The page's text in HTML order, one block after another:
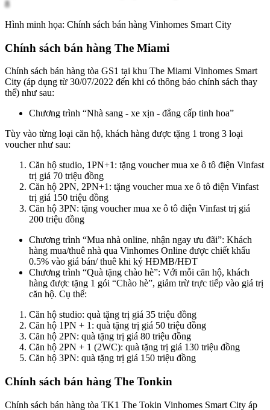
Hình minh họa: Chính sách bán hàng Vinhomes Smart City
Chính sách bán hàng The Miami
Chính sách bán hàng tòa GS1 tại khu The Miami Vinhomes Smart
City (áp dụng từ 30/07/2022 đến khi có thông báo chính sách thay
thế) như sau:
Chương trình “Nhà sang - xe xịn - đẳng cấp tinh hoa”
Tùy vào từng loại căn hộ, khách hàng được tặng 1 trong 3 loại
voucher như sau:
Căn hộ studio, 1PN+1: tặng voucher mua xe ô tô điện Vinfast
trị giá 70 triệu đồng
Căn hộ 2PN, 2PN+1: tặng voucher mua xe ô tô điện Vinfast
trị giá 150 triệu đồng
Căn hộ 3PN: tặng voucher mua xe ô tô điện Vinfast trị giá
200 triệu đồng
Chương trình “Mua nhà online, nhận ngay ưu đãi”: Khách
hàng mua/thuê nhà qua Vinhomes Online được chiết khấu
0.5% vào giá bán/ thuê khi ký HĐMB/HĐT
Chương trình “Quà tặng chào hè”: Với mỗi căn hộ, khách
hàng được tặng 1 gói “Chào hè”, giảm trừ trực tiếp vào giá trị
căn hộ. Cụ thể:
Căn hộ studio: quà tặng trị giá 35 triệu đồng
Căn hộ 1PN + 1: quà tặng trị giá 50 triệu đồng
Căn hộ 2PN: quà tặng trị giá 80 triệu đồng
Căn hộ 2PN + 1 (2WC): quà tặng trị giá 130 triệu đồng
Căn hộ 3PN: quà tặng trị giá 150 triệu đồng
Chính sách bán hàng The Tonkin
Chính sách bán hàng tòa TK1 The Tokin Vinhomes Smart City áp